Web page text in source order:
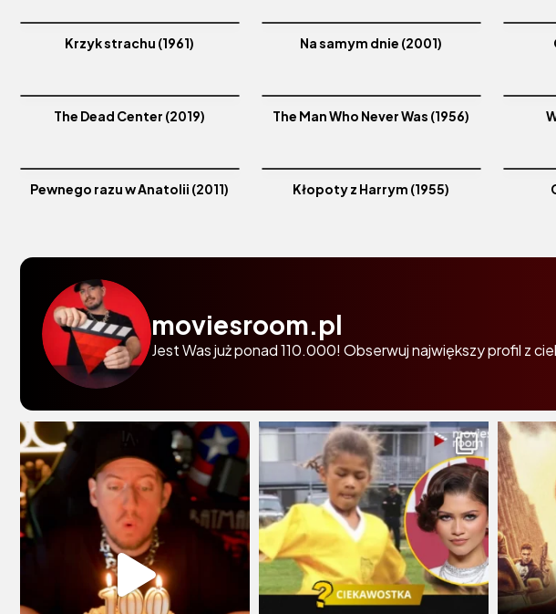
Krzyk strachu (1961) Na samym dnie (2001)
The Dead Center (2019) The Man Who Never Was (1956)
Pewnego razu w Anatolii (2011) Kłopoty z Harrym (1955)
moviesroom.pl
Jest Was już ponad 110.000! Obserwuj największy profil z